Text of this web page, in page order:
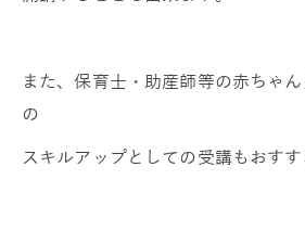
また、保育士・助産師等の赤ちゃ
の
スキルアップとしての受講もおすす